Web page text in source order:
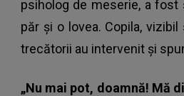
psiholog de meserie, a
păr și o lovea. Copila,
trecătorii au intervenit și
„Nu mai pot, doamnă! Mă